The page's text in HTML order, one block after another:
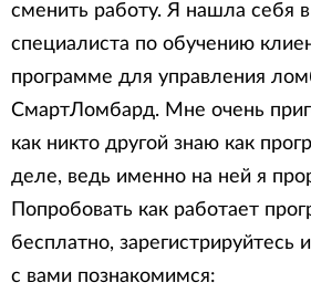
сменить работу. Я нашла себя в
специалиста по обучению
программе для управления
СмартЛомбард. Мне очень
как никто другой знаю как
деле, ведь именно на ней я
Попробовать как работает
бесплатно,
с вами познакомимся: